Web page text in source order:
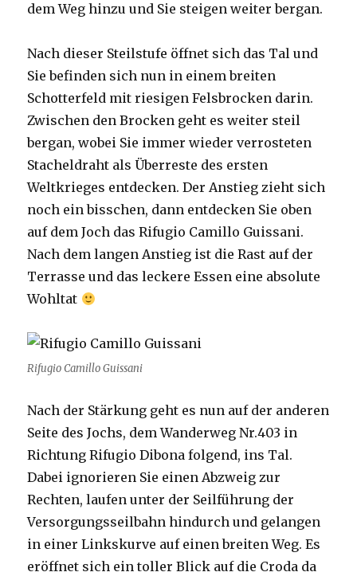
dem Weg hinzu und Sie steigen weiter bergan.
Nach dieser Steilstufe öffnet sich das Tal und
Sie befinden sich nun in einem breiten
Schotterfeld mit riesigen Felsbrocken darin.
Zwischen den Brocken geht es weiter steil
bergan, wobei Sie immer wieder verrosteten
Stacheldraht als Überreste des ersten
Weltkrieges entdecken. Der Anstieg zieht sich
noch ein bisschen, dann entdecken Sie oben
auf dem Joch das Rifugio Camillo Guissani.
Nach dem langen Anstieg ist die Rast auf der
Terrasse und das leckere Essen eine absolute
Wohltat
Rifugio Camillo Guissani
Nach der Stärkung geht es nun auf der anderen
Seite des Jochs, dem Wanderweg Nr.403 in
Richtung Rifugio Dibona folgend, ins Tal.
Dabei ignorieren Sie einen Abzweig zur
Rechten, laufen unter der Seilführung der
Versorgungsseilbahn hindurch und gelangen
in einer Linkskurve auf einen breiten Weg. Es
eröffnet sich ein toller Blick auf die Croda da